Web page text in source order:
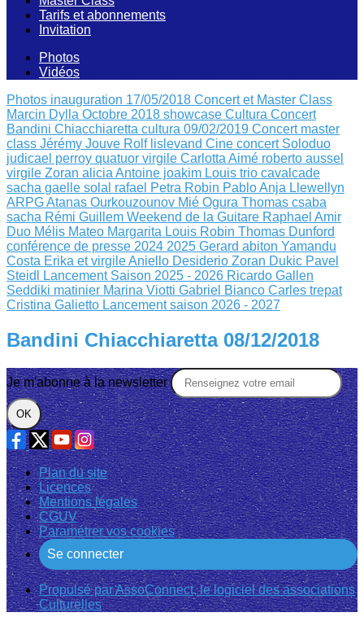
Tarifs et abonnements
Invitation
Photos
Vidéos
Photos inauguration 17/05/2018 Concert et Master Class
Marcin Dylla Octobre 2018 showcase Cultura Concert
Bandini Chiacchiaretta cultura 09/02/2019 Concert master
class Jérémy Jouve Rolf lislevand Cine concert Soloduo
judicael perroy quatuor virgile Carlotta Aimé roberto aussel
virgile Zoran alicia Antoine joakim Louis trio cavalcade
sacha gaelle solal rafael Petra Robin Pablo Anja Llewellyn
ARPG Atanas Ourkouzounov Mié Ogura Thomas csaba
sacha Rémi Guillem Weekend de la Guitare Raphael Amir
Duo Mélis Mateo Margarita Louis Robin Thomas Dunford
conférence de presse 2024 2025 Gerard abiton Yamandu
Costa Erika et virgileAniello Desiderio Zoran Dukic Pavel
Steidl
Lancement Saison 2025 - 2026 Ricardo Gallen
Seddiki matinier Marina Viotti Gabriel Bianco Carles trepat
Cristina Galietto Lancement saison 2026 - 2027
Bandini Chiacchiaretta 08/12/2018
Je m'abonne à la newsletter
OK
Plan du site
Licences
Mentions légales
CGUV
Paramétrer vos cookies
Se connecter
Propulsé par AssoConnect, le logiciel des associations
Culturelles